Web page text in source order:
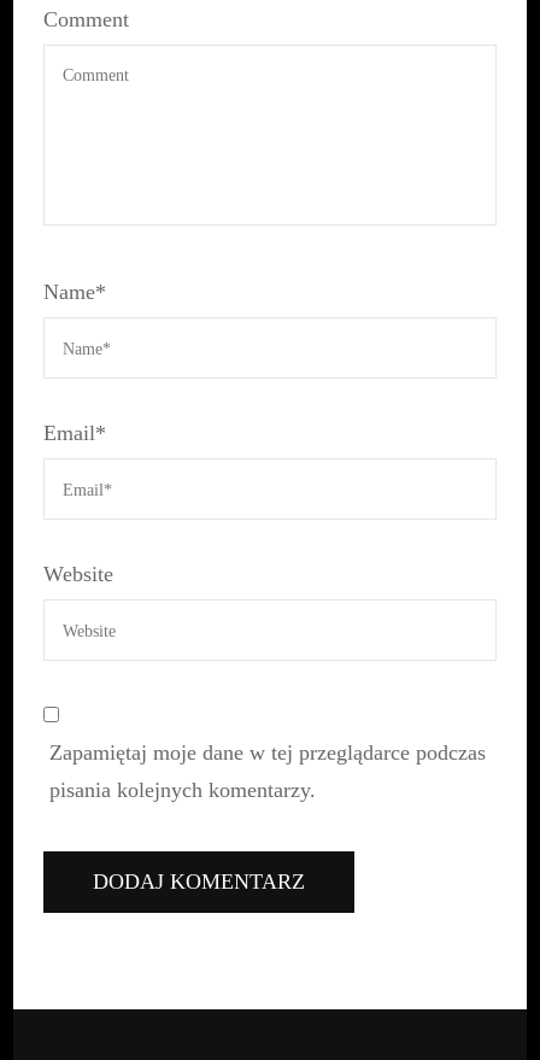
Comment
Name*
Email*
Website
Zapamiętaj moje dane w tej przeglądarce podczas
pisania kolejnych komentarzy.